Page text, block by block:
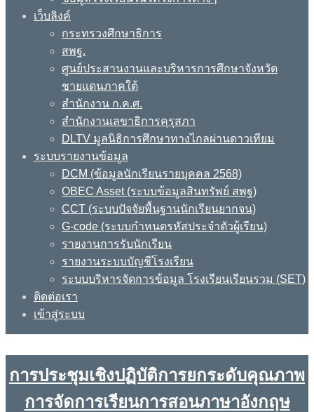
เว็บลิงค์
กระทรวงศึกษาธิการ
สพฐ.
ศูนย์ประสานงานและบริหารการศึกษาจังหวัด
ชายแดนภาคใต้
สำนักงาน ก.ค.ศ.
สำนักงานเลขาธิการคุรุสภา
DLTV มูลนิธิการศึกษาทางไกลผ่านดาวเทียม
ระบบรายงานข้อมูล
DCM (ข้อมูลนักเรียนรายบุคคล 2568)
OBEC Asset (ระบบข้อมูลสินทรัพย์ สพฐ)
CCT (ระบบปัจจัยพื้นฐานนักเรียนยากจน)
G-code (ระบบกำหนดรหัสประจำตัวผู้เรียน)
รายงานการรับนักเรียน
รายงานระบบบัญชีโรงเรียน
ระบบบริหารจัดการข้อมูล โรงเรียนเรียนรวม (SET)
ติดต่อเรา
เข้าสู่ระบบ
การประชุมเชิงปฏิบัติการยกระดับคุณภาพ
การจัดการเรียนการสอนภาษาอังกฤษ